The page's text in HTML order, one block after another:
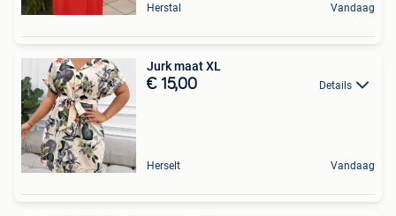
Herstal Vandaag
Jurk maat XL
€ 15,00 Details
Herselt Vandaag